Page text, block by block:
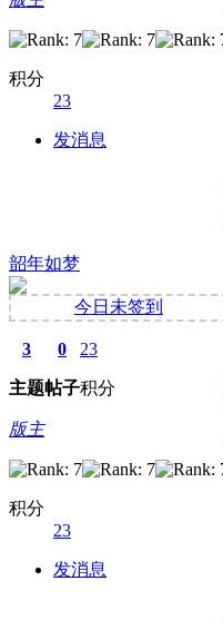
积分
23
发消息
韶年如梦
今日未签到
3
主题
0
帖子
23
积分
版主
积分
23
发消息